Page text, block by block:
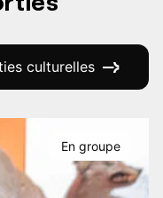
culturelles
En groupe